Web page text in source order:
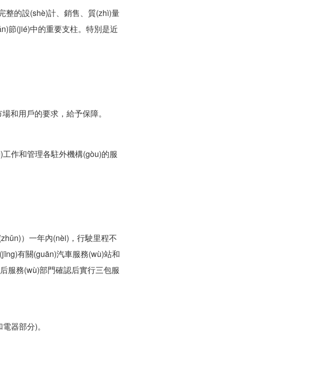
整的設(shè)計、銷售、質(zhì)量
節(jié)中的重要支柱。特別是近
和用戶的要求，給予保障。
作和管理各駐外機構(gòu)的服
）一年內(nèi)，行駛里程不
有關(guān)汽車服務(wù)站和
服務(wù)部門確認后實行三包服
器部分)。